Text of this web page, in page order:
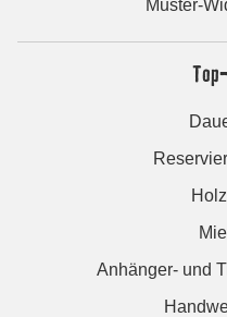
Muster-
Anhänger- und